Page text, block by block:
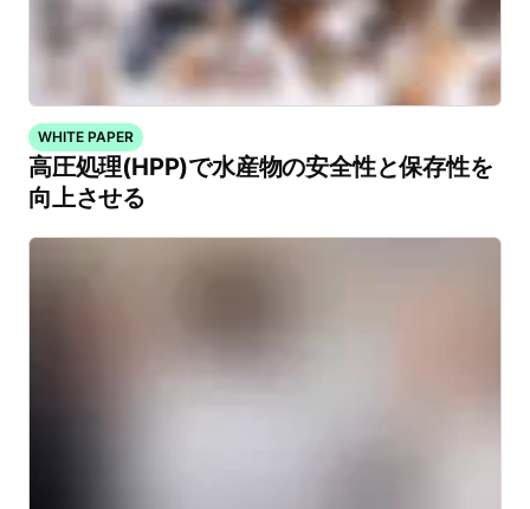
WHITE PAPER
高圧処理(HPP)で水産物の安全性と保存性を
向上させる